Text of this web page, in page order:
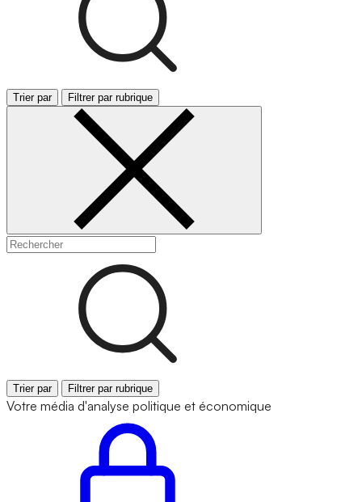
Trier par Filtrer par rubrique
Trier par Filtrer par rubrique
Votre média d'analyse politique et économique